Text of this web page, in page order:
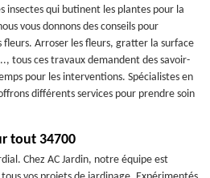
insectes qui butinent les plantes pour la
vous donnons des conseils pour
Arroser les fleurs, gratter la surface
tous ces travaux demandent des savoir-
pour les interventions. Spécialistes en
différents services pour prendre soin
tout 34700
Chez AC Jardin, notre équipe est